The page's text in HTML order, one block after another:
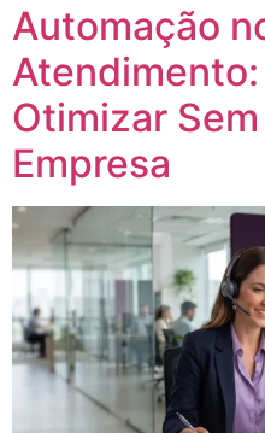
Automação
Otimizar
Empresa